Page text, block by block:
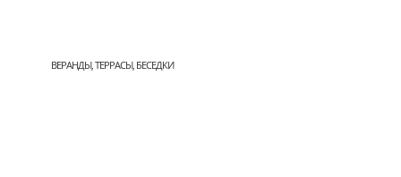
ВЕРАНДЫ, ТЕРРАСЫ, БЕСЕДКИ